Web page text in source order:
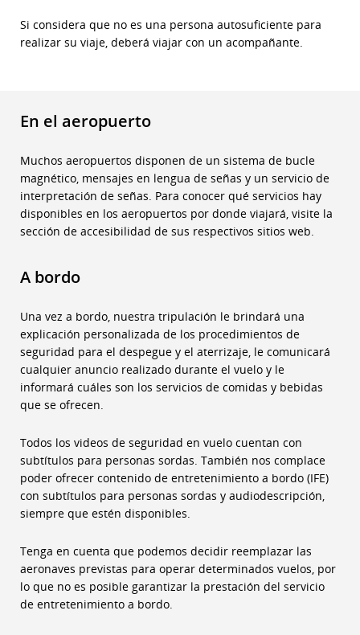
Si considera que no es una persona autosuficiente para
realizar su viaje, deberá viajar con un acompañante.
En el aeropuerto
Muchos aeropuertos disponen de un sistema de bucle
magnético, mensajes en lengua de señas y un servicio de
interpretación de señas. Para conocer qué servicios hay
disponibles en los aeropuertos por donde viajará, visite la
sección de accesibilidad de sus respectivos sitios web.
A bordo
Una vez a bordo, nuestra tripulación le brindará una
explicación personalizada de los procedimientos de
seguridad para el despegue y el aterrizaje, le comunicará
cualquier anuncio realizado durante el vuelo y le
informará cuáles son los servicios de comidas y bebidas
que se ofrecen.
Todos los videos de seguridad en vuelo cuentan con
subtítulos para personas sordas. También nos complace
poder ofrecer contenido de entretenimiento a bordo (IFE)
con subtítulos para personas sordas y audiodescripción,
siempre que estén disponibles.
Tenga en cuenta que podemos decidir reemplazar las
aeronaves previstas para operar determinados vuelos, por
lo que no es posible garantizar la prestación del servicio
de entretenimiento a bordo.